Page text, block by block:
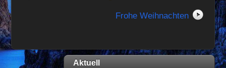
Frohe Weihnachten
Aktuell